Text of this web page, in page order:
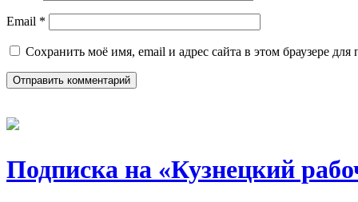
Email *
Сохранить моё имя, email и адрес сайта в этом браузере
Подписка на «Кузнецкий